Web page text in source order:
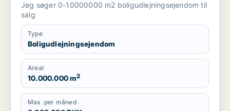
Jeg søger 0-10000000 m2 boligudlejningsejendom til
salg
Type
Boligudlejningsejendom
Areal
10.000.000 m2
Max. per måned